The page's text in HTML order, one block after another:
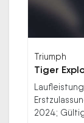
Triumph
Tiger
2024;